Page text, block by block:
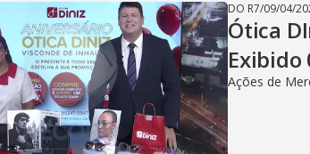
DO R7/09/04/
Ótica
Exibido
Ações de